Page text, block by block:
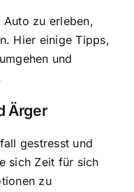
Auto zu erleben,
Hier einige Tipps,
und
Ärger
gestresst und
sich Zeit für sich
zu